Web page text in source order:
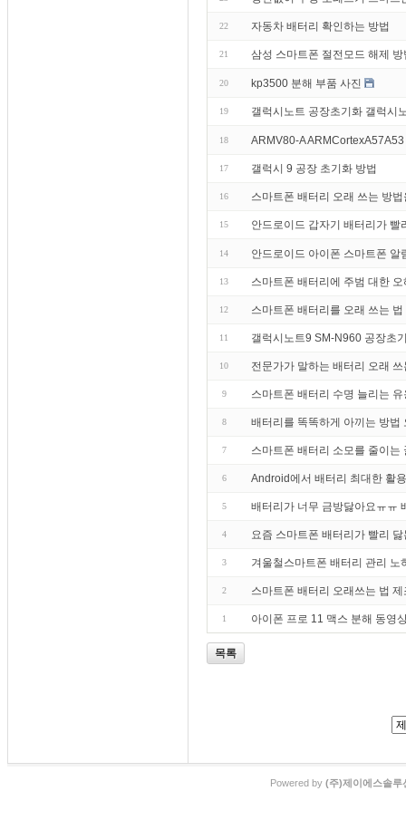
22 자동차 배터리 확인하는 방법
21 삼성 스마트폰 절전모드 해제 방
20 kp3500 분해 부품 사진
19 갤럭시노트 공장초기화 갤럭시
18 ARMV80-A
17 갤럭시 9 공장 초기화 방법
16 스마트폰 배터리 오래 쓰는 방
15 안드로이드 갑자기 배터리가 빨
14 안드로이드 아이폰 스마트폰
13 스마트폰 배터리에 주범 대한
12 스마트폰 배터리를 오래 쓰는
11 갤럭시노트9 SM-N960 공장초
10 전문가가 말하는 배터리 오래
9 스마트폰 배터리 수명 늘리는
8 배터리를 똑똑하게 아끼는 방법
7 스마트폰 배터리 소모를 줄이는
6 Android에서 배터리 최대한 활
5 배터리가 너무 금방닳아요ㅠㅠ
4 요즘 스마트폰 배터리가 빨리
3 겨울철스마트폰 배터리 관리 노
2 스마트폰 배터리 오래쓰는 법
1 아이폰 프로 11 맥스 분해 동영
목록
Powered by (주)제이에스솔루